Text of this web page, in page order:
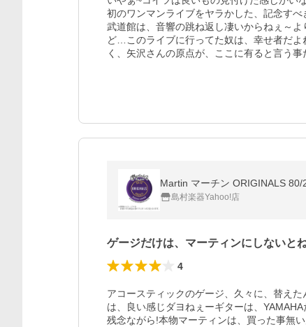
初のワンマンライブをヤラかした、記念す
武道館は、音響の跳ね返し凄いからねぇ～
ど…このライブに行ってた奴は、幸せ者だ
く、矢沢さんの原点が、ここに有ると言う事
Martin マーチン ORIGINALS
島村楽器Yahoo!店
ゲージだけは、マーティンにしないと
4
アコースティックのゲージ、久々に、替え
は、良い感じダヨねぇーギターは、YAMAHA
残念ながら!本物マーティンは、買った事無